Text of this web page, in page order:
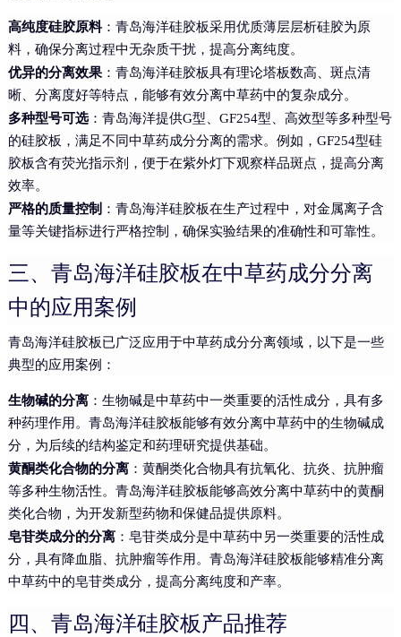
高纯度硅胶原料：青岛海洋硅胶板采用优质薄层层析硅胶为原
料，确保分离过程中无杂质干扰，提高分离纯度。
优异的分离效果：青岛海洋硅胶板具有理论塔板数高、斑点清
晰、分离度好等特点，能够有效分离中草药中的复杂成分。
多种型号可选：青岛海洋提供G型、GF254型、高效型等多种型号
的硅胶板，满足不同中草药成分分离的需求。例如，GF254型硅
胶板含有荧光指示剂，便于在紫外灯下观察样品斑点，提高分离
效率。
严格的质量控制 ：青岛海洋硅胶板在生产过程中，对金属离子含
量等关键指标进行严格控制，确保实验结果的准确性和可靠性。
三、青岛海洋硅胶板在中草药成分分离
中的应用案例
青岛海洋硅胶板已广泛应用于中草药成分分离领域，以下是一些
典型的应用案例：
生物碱的分离：生物碱是中草药中一类重要的活性成分，具有多
种药理作用。青岛海洋硅胶板能够有效分离中草药中的生物碱成
分，为后续的结构鉴定和药理研究提供基础。
黄酮类化合物的分离：黄酮类化合物具有抗氧化、抗炎、抗肿瘤
等多种生物活性。青岛海洋硅胶板能够高效分离中草药中的黄酮
类化合物，为开发新型药物和保健品提供原料。
皂苷类成分的分离：皂苷类成分是中草药中另一类重要的活性成
分，具有降血脂、抗肿瘤等作用。青岛海洋硅胶板能够精准分离
中草药中的皂苷类成分，提高分离纯度和产率。
四、青岛海洋硅胶板产品推荐